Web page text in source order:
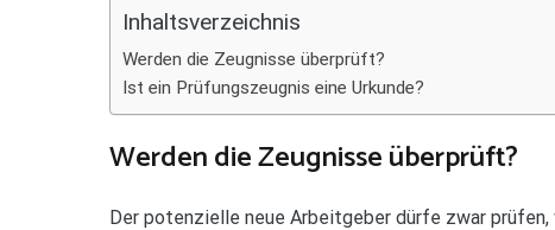
Inhaltsverzeichnis
Werden die Zeugnisse überprüft?
Ist ein Prüfungszeugnis eine Urkunde?
Werden die Zeugnisse überprüft?
Der potenzielle neue Arbeitgeber dürfe zwar